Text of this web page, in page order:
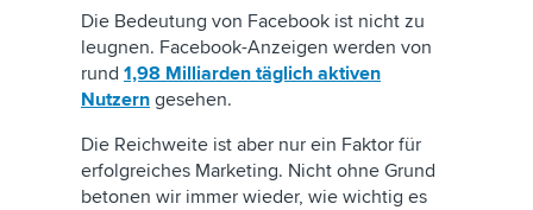
Die Bedeutung von Facebook ist nicht zu
leugnen. Facebook-Anzeigen werden von
rund 1,98 Milliarden täglich aktiven
Nutzern gesehen.
Die Reichweite ist aber nur ein Faktor für
erfolgreiches Marketing. Nicht ohne Grund
betonen wir immer wieder, wie wichtig es